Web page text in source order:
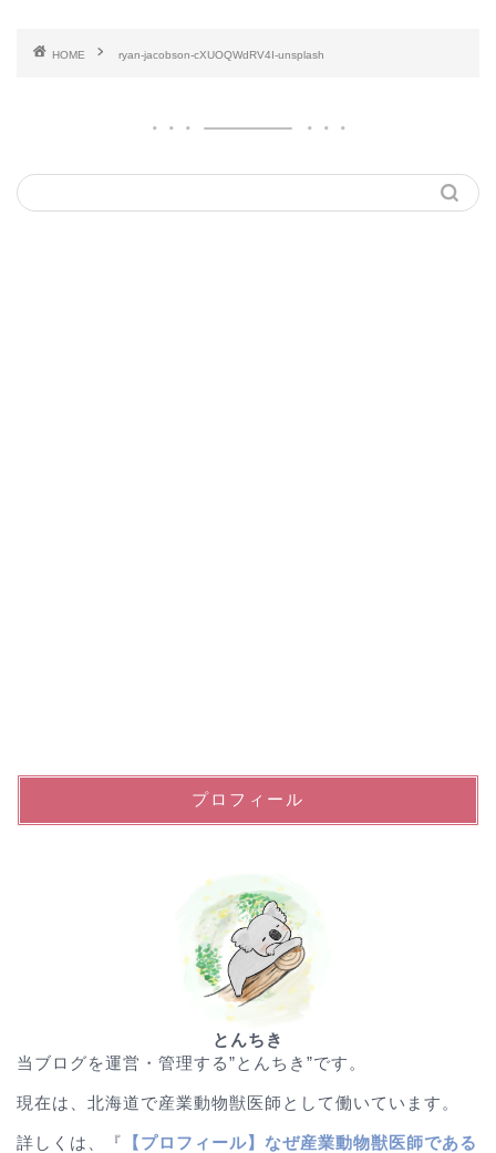
HOME ryan-jacobson-cXUOQWdRV4I-unsplash
プロフィール
とんちき
当ブログを運営・管理する”とんちき”です。
現在は、北海道で産業動物獣医師として働いています。
詳しくは、『
【プロフィール】なぜ産業動物獣医師である